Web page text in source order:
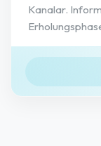
Kanalar.